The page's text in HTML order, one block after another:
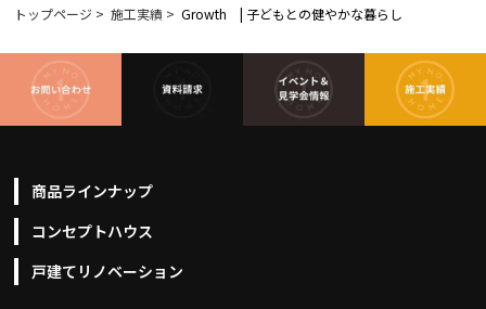
トップページ > 施工実績 > Growth | 子どもとの健やかな暮らし
商品ラインナップ
コンセプトハウス
戸建てリノベーション